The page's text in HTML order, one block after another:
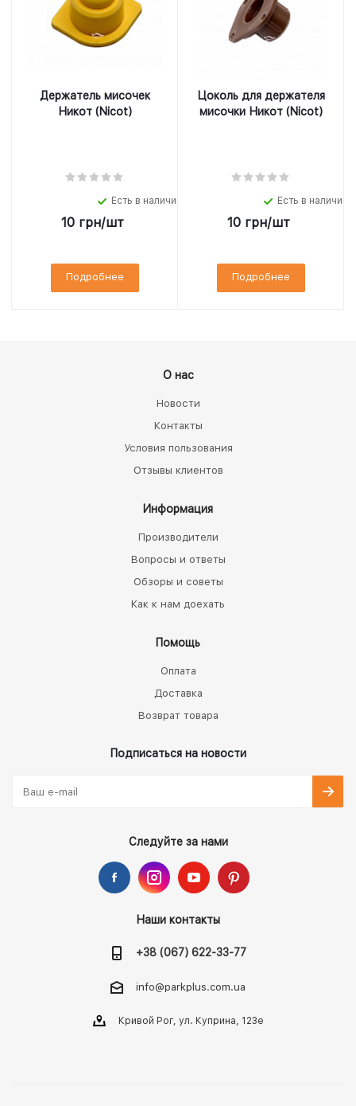
Держатель мисочек
Никот (Nicot)
Есть в наличии
10грн/шт
Подробнее
Цоколь для держателя
мисочки Никот (Nicot)
Есть в наличии
10грн/шт
Подробнее
О нас
Новости
Контакты
Условия пользования
Отзывы клиентов
Информация
Производители
Вопросы и ответы
Обзоры и советы
Как к нам доехать
Помощь
Оплата
Доставка
Возврат товара
Подписаться на новости
Следуйте за нами
Наши контакты
+38 (067) 622-33-77
info@parkplus.com.ua
Кривой Рог, ул. Куприна, 123е